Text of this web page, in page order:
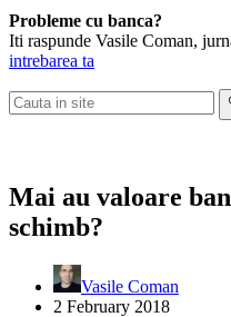
Probleme cu banca?
Iti raspunde Vasile Coman,
intrebarea ta
Cauta
in
Mai au valoare
schimb?
Vasile Coman
2 February 2018